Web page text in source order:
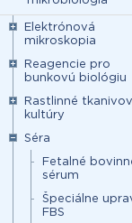
Elektrónová
mikroskopia
Reagencie pro
bunkovú biológiu
Rastlinné
kultúry
Séra
Fetalné
sérum
Špeciálne
FBS